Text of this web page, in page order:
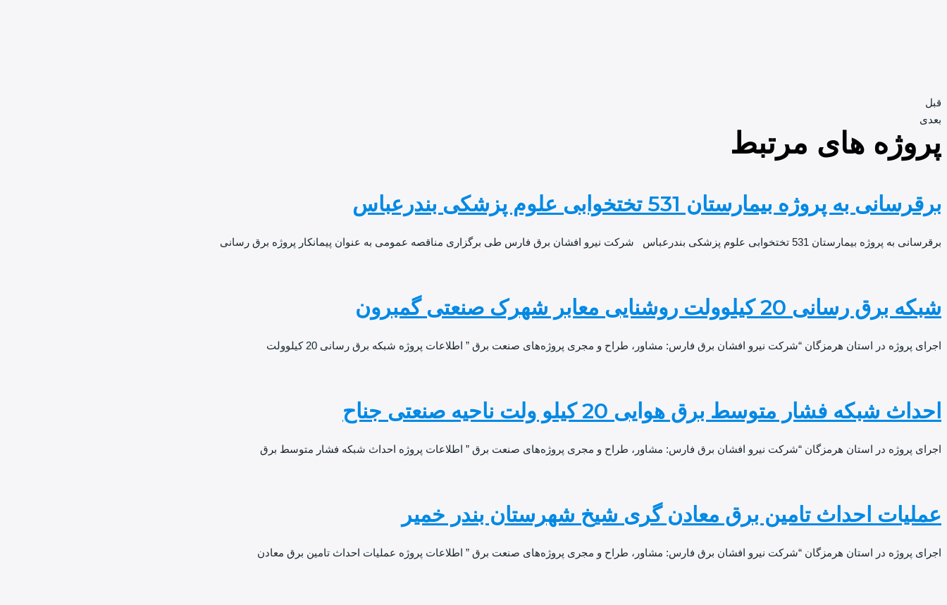
قبل
بعدی
پروژه های مرتبط
برقرسانی به پروژه بیمارستان 531 تختخوابی علوم پزشکی بندرعباس
برقرسانی به پروژه بیمارستان 531 تختخوابی علوم پزشکی بندرعباس شرکت نیرو افشان برق فارس طی برگزاری مناقصه عمومی به عنوان پیمانکار پروژه برق رسانی
شبکه برق رسانی 20 کیلوولت روشنایی معابر شهرک صنعتی گمبرون
اجرای پروژه در استان هرمزگان “شرکت نیرو افشان برق فارس: مشاور، طراح و مجری پروژه‌های صنعت برق ” اطلاعات پروژه شبکه برق رسانی 20 کیلوولت
احداث شبکه فشار متوسط برق هوایی 20 کیلو ولت ناحیه صنعتی جناح
اجرای پروژه در استان هرمزگان “شرکت نیرو افشان برق فارس: مشاور، طراح و مجری پروژه‌های صنعت برق ” اطلاعات پروژه احداث شبکه فشار متوسط برق
عملیات احداث تامین برق معادن گری شیخ شهرستان بندر خمیر
اجرای پروژه در استان هرمزگان “شرکت نیرو افشان برق فارس: مشاور، طراح و مجری پروژه‌های صنعت برق ” اطلاعات پروژه عملیات احداث تامین برق معادن